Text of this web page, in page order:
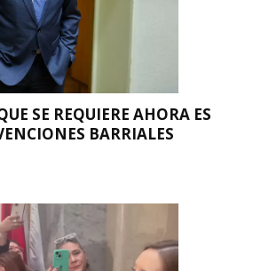
SE REQUIERE AHORA ES
BARRIALES